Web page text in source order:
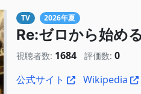
TV 2026年夏
Re:ゼロから始め
視聴者数: 1684 評価数: 0
公式サイト
Wikipedia